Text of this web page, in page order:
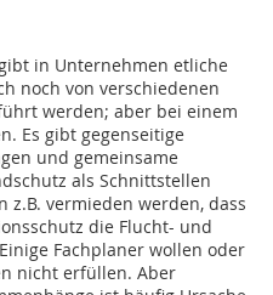
in Unternehmen etliche
noch von verschiedenen
werden; aber bei einem
Es gibt gegenseitige
und gemeinsame
als Schnittstellen
z.B. vermieden werden, dass
die Flucht- und
Fachplaner wollen oder
nicht erfüllen. Aber